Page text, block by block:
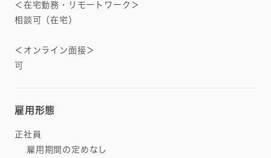
＜在宅勤務・リモートワーク＞
相談可（在宅）
＜オンライン面接＞
可
雇用形態
正社員
雇用期間の定めなし